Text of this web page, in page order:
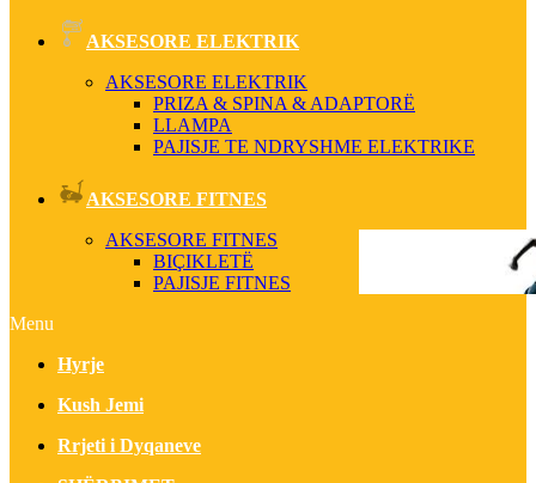
AKSESORE ELEKTRIK
AKSESORE ELEKTRIK
PRIZA & SPINA & ADAPTORË
LLAMPA
PAJISJE TE NDRYSHME ELEKTRIKE
AKSESORE FITNES
AKSESORE FITNES
BIÇIKLETË
PAJISJE FITNES
Menu
Hyrje
Kush Jemi
Rrjeti i Dyqaneve